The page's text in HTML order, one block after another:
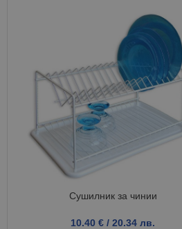
Сушилник за чинии
10.40 € / 20.34 лв.